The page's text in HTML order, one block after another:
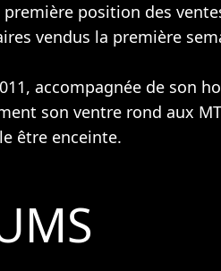
première position des
vendus la première
accompagnée de son
son ventre rond aux
être enceinte.